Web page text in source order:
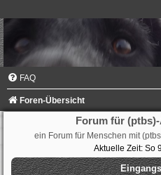
FAQ
Foren-Übersicht
Forum für
ein Forum für Menschen mit
Aktuelle Zeit: So